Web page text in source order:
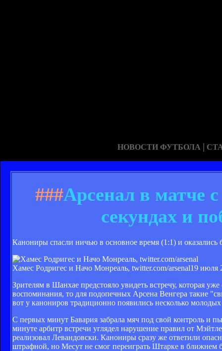
НОВОСТИ ФУТБОЛА |
###Арсенал в матче
секундах и
Канониры спасли ничью в основное время (1:1) и
Хамес Родригес и Начо Монреаль, twitter.com/arsenal19 июля
Зрителям в Шанхае предстояло увидеть встречу, которая
воспоминания, то для подопечных Арсена Венгера такие
вот у канониров традиционно появились несколько
С первых минут Бавария забрала мяч под свой контроль и
минуте арбитр встречи углядел нарушение правил от
реализовал Левандовски. Канониры сразу же ответили
штрафной, но Месут не смог переиграть Штарке в ближнем